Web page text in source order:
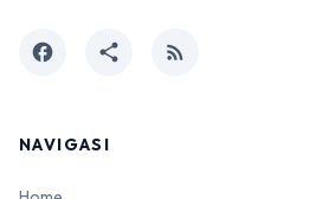
facebook share rss_feed
NAVIGASI